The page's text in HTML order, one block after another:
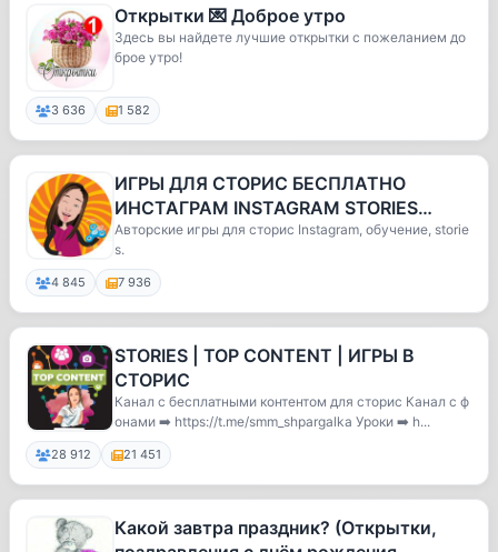
Открытки 💌 Доброе утро
Здесь вы найдете лучшие открытки с пожеланием до
брое утро!
3 636 1 582
ИГРЫ ДЛЯ СТОРИС БЕСПЛАТНО
ИНСТАГРАМ INSTAGRAM STORIES
УРОКИ ОБУЧЕНИЕ
Авторские игры для сторис Instagram, обучение, storie
s.
4 845 7 936
STORIES | TOP CONTENT | ИГРЫ В
СТОРИС
Канал с бесплатными контентом для сторис Канал с ф
онами ➡️ https://t.me/smm_shpargalka Уроки ➡️ h...
28 912 21 451
Какой завтра праздник? (Открытки,